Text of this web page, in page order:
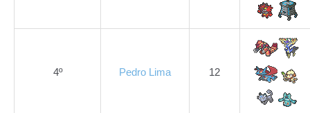
4º Pedro Lima 12